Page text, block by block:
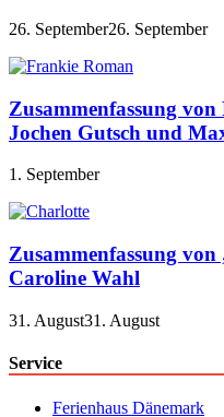
26. September26. September
Zusammenfassung
Jochen Gutsch und
1. September
Zusammenfassung von
Caroline Wahl
31. August31. August
Service
Ferienhaus Dänemark